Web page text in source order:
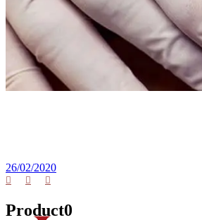
26/02/2020
Product0